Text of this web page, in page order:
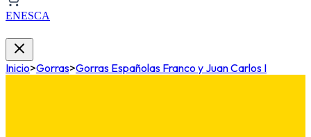
ENESCA
Inicio>Gorras>Gorras Españolas Franco y Juan Carlos I